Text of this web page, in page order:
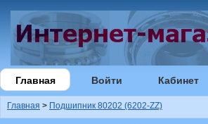
Главная Войти Кабинет
Главная > Подшипник 80202 (6202-ZZ)